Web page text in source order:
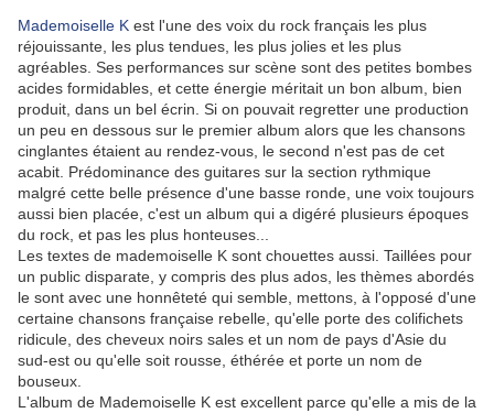
Mademoiselle K est l'une des voix du rock français les plus
réjouissante, les plus tendues, les plus jolies et les plus
agréables. Ses performances sur scène sont des petites bombes
acides formidables, et cette énergie méritait un bon album, bien
produit, dans un bel écrin. Si on pouvait regretter une production
un peu en dessous sur le premier album alors que les chansons
cinglantes étaient au rendez-vous, le second n'est pas de cet
acabit. Prédominance des guitares sur la section rythmique
malgré cette belle présence d'une basse ronde, une voix toujours
aussi bien placée, c'est un album qui a digéré plusieurs époques
du rock, et pas les plus honteuses...
Les textes de mademoiselle K sont chouettes aussi. Taillées pour
un public disparate, y compris des plus ados, les thèmes abordés
le sont avec une honnêteté qui semble, mettons, à l'opposé d'une
certaine chansons française rebelle, qu'elle porte des colifichets
ridicule, des cheveux noirs sales et un nom de pays d'Asie du
sud-est ou qu'elle soit rousse, éthérée et porte un nom de
bouseux.
L'album de Mademoiselle K est excellent parce qu'elle a mis de la